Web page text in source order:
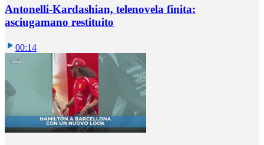
Antonelli-Kardashian, telenovela finita:
asciugamano restituito
00:14